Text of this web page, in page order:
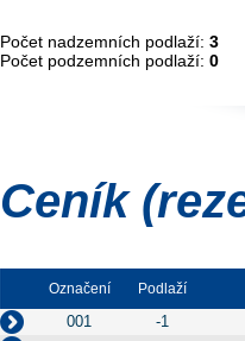
Počet nadzemních podlaží: 3
Počet podzemních podlaží: 0
Ceník
Označení Podlaží
001 -1